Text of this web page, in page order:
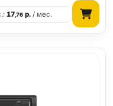
17,76 р. / мес.